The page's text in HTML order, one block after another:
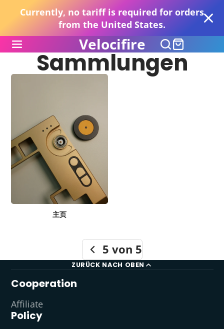
Currently, no tariff is required for orders
from the United States.
Velocifire
Sammlungen
主页
5 von 5
ZURÜCK NACH OBEN
Cooperation
Affiliate
Policy